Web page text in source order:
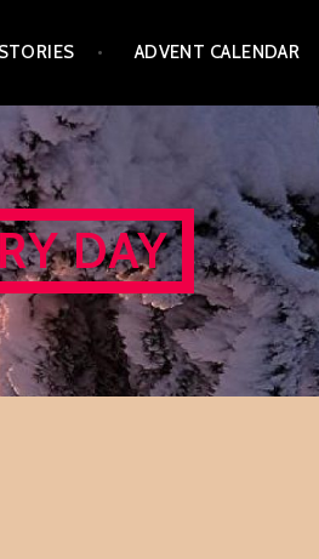
ADVENT CALENDAR
DAY